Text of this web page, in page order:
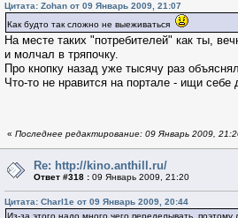
Цитата: Zohan от 09 Январь 2009, 21:07
Как будто так сложно не выеживаться
На месте таких "потребителей" как ты,
и молчал в тряпочку.
Про кнопку назад уже тысячу раз
Что-то не нравится на портале - ищи себе
« Последнее редактирование: 09 Январь 2009,
Re: http://kino.anthill.ru/
Ответ #318 : 09 Январь 2009, 21:20
Цитата: Charl1e от 09 Январь 2009, 20:44
Из-за этого надо много чего переделывать, поэтому